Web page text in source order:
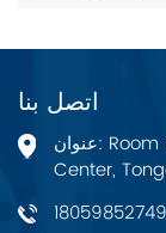
اتصل بنا
عنوان: Room 1707, No. 1705, Wulu Road, Industrial
Center,